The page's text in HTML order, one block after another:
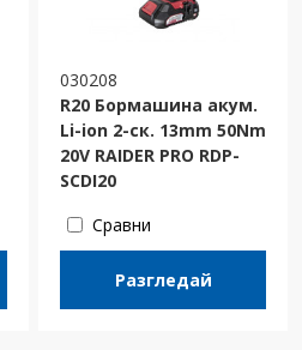
030208
R20 Бормашина акум.
Li-ion 2-ск. 13mm 50Nm
20V RAIDER PRO RDP-
SCDI20
Сравни
Разгледай